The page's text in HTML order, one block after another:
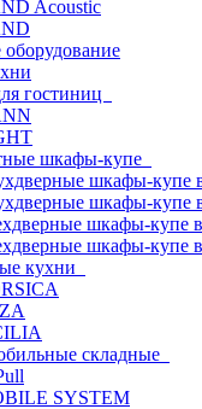
Acoustic
оборудование
гостиниц
шкафы-купе
шкафы-купе
шкафы-купе
шкафы-купе
шкафы-купе
кухни
складные
SYSTEM